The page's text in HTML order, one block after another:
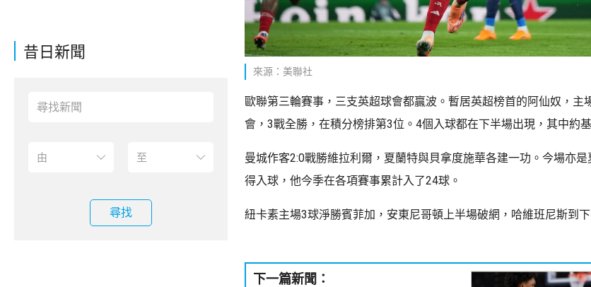
昔日新聞
尋找
來源：美聯社
歐聯第三輪賽事，三支英超球會都贏波。暫居英超榜首的阿仙奴，主
會，3戰全勝，在積分榜排第3位。4個入球都在下半場出現，其中約
曼城作客2:0戰勝維拉利爾，夏蘭特與貝拿度施華各建一功。今場亦
得入球，他今季在各項賽事累計入了24球。
紐卡素主場3球淨勝賓菲加，安東尼哥頓上半場破網，哈維班尼斯到
下一篇新聞：